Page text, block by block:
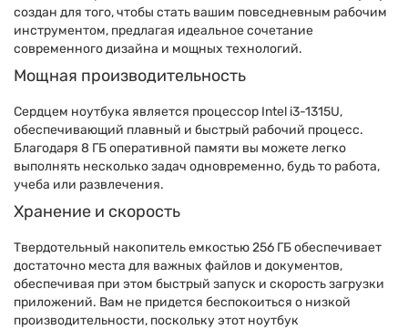
создан для того, чтобы стать вашим повседневным рабочим
инструментом, предлагая идеальное сочетание
современного дизайна и мощных технологий.
Мощная производительность
Сердцем ноутбука является процессор Intel i3-1315U,
обеспечивающий плавный и быстрый рабочий процесс.
Благодаря 8 ГБ оперативной памяти вы можете легко
выполнять несколько задач одновременно, будь то работа,
учеба или развлечения.
Хранение и скорость
Твердотельный накопитель емкостью 256 ГБ обеспечивает
достаточно места для важных файлов и документов,
обеспечивая при этом быстрый запуск и скорость загрузки
приложений. Вам не придется беспокоиться о низкой
производительности, поскольку этот ноутбук